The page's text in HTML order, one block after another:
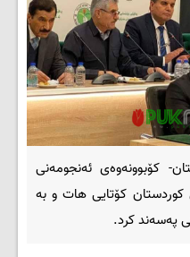
کۆبوونه‌وه‌ی ئه‌نجومه‌نی
کوردستان کۆتایی هات و بە
په‌سه‌ند کرد.